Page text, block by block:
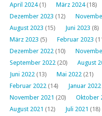
April 2024(1) März 2024(18)
Dezember 2023 (12)
August 2023 (15) Juni 2023 (8)
März 2023 (5) Februar 2023
Dezember 2022 (10)
September 2022 (20) August
Juni 2022 (13) Mai 2022 (21)
Februar 2022 (14) Januar 2022
November 2021 (20) Oktober
August 2021 (12) Juli 2021 (18)